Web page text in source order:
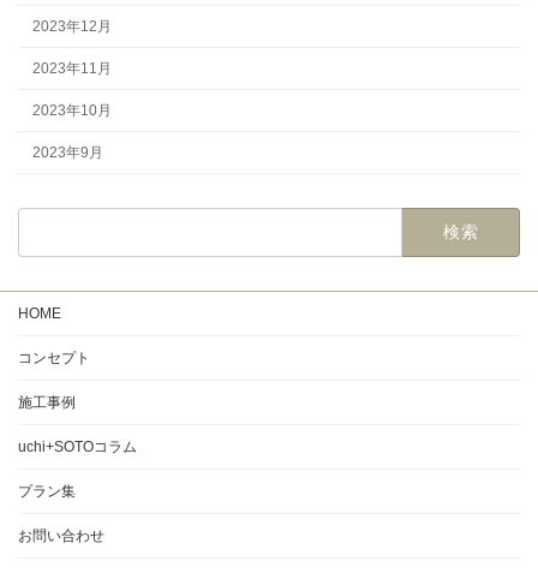
2023年12月
2023年11月
2023年10月
2023年9月
検
HOME
コンセプト
施工事例
uchi+SOTOコラム
プラン集
お問い合わせ